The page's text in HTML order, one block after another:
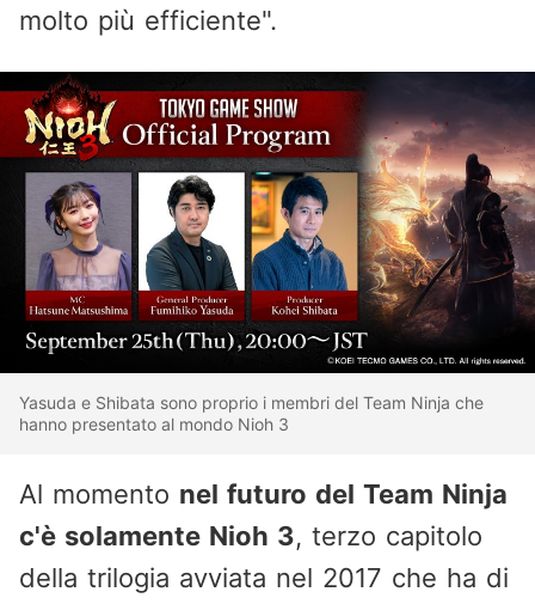
molto più efficiente".
Yasuda e Shibata sono proprio i membri del Team Ninja che
hanno presentato al mondo Nioh 3
Al momento nel futuro del Team Ninja
c'è solamente Nioh 3, terzo capitolo
della trilogia avviata nel 2017 che ha di